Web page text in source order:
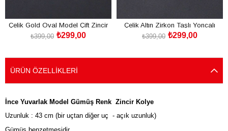
Çelik Gold Oval Model Çift Zincir
Kadın Kolye
₺299,00
₺399,00
Çelik Altın Zirkon Taşlı Yoncalı
Kadın Kolye
₺299,00
₺399,00
ÜRÜN ÖZELLIKLERI
İnce Yuvarlak Model Gümüş Renk Zincir Kolye
Uzunluk : 43 cm (bir uçtan diğer uç - açık uzunluk)